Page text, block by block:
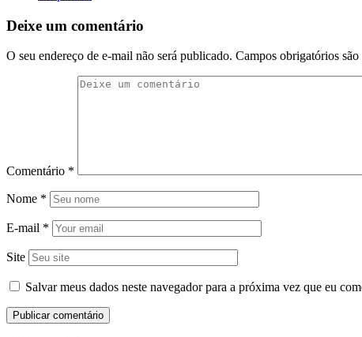
Deixe um comentário
O seu endereço de e-mail não será publicado. Campos obrigatórios
Comentário *
Nome *
E-mail *
Site
Salvar meus dados neste navegador para a próxima vez que eu